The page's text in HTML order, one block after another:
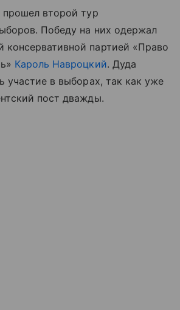
второй тур
Победу на них одержал
партией «Право
Кароль Навроцкий. Дуда
участие в выборах, так как уже
пост дважды.